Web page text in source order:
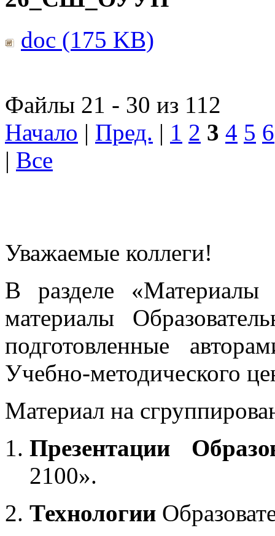
doc (175 KB)
Файлы 21 - 30 из 112
Начало | Пред. | 1 2 3 4 5 6
| Все
Уважаемые коллеги!
В разделе «Материалы
материалы
подготовленные
Учебно-методического
Материал на
Презентации
2100».
Технологии